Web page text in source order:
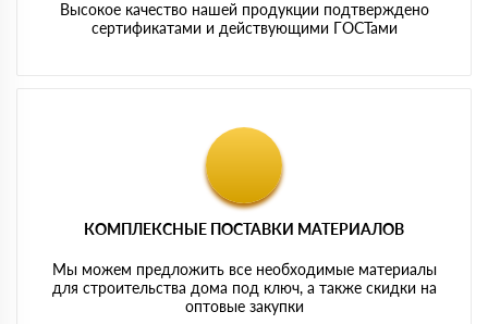
Высокое качество нашей продукции подтверждено
сертификатами и действующими ГОСТами
КОМПЛЕКСНЫЕ ПОСТАВКИ МАТЕРИАЛОВ
Мы можем предложить все необходимые материалы
для строительства дома под ключ, а также скидки на
оптовые закупки